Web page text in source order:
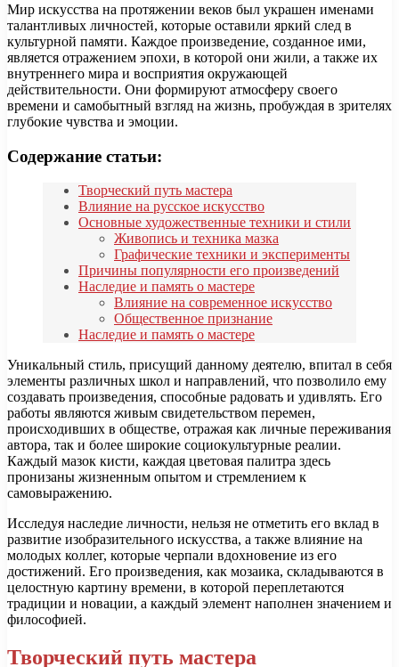
Мир искусства на протяжении веков был украшен именами
талантливых личностей, которые оставили яркий след в
культурной памяти. Каждое произведение, созданное ими,
является отражением эпохи, в которой они жили, а также их
внутреннего мира и восприятия окружающей
действительности. Они формируют атмосферу своего
времени и самобытный взгляд на жизнь, пробуждая в зрителях
глубокие чувства и эмоции.
Содержание статьи:
Творческий путь мастера
Влияние на русское искусство
Основные художественные техники и стили
Живопись и техника мазка
Графические техники и эксперименты
Причины популярности его произведений
Наследие и память о мастере
Влияние на современное искусство
Общественное признание
Наследие и память о мастере
Уникальный стиль, присущий данному деятелю, впитал в себя
элементы различных школ и направлений, что позволило ему
создавать произведения, способные радовать и удивлять. Его
работы являются живым свидетельством перемен,
происходивших в обществе, отражая как личные переживания
автора, так и более широкие социокультурные реалии.
Каждый мазок кисти, каждая цветовая палитра здесь
пронизаны жизненным опытом и стремлением к
самовыражению.
Исследуя наследие личности, нельзя не отметить его вклад в
развитие изобразительного искусства, а также влияние на
молодых коллег, которые черпали вдохновение из его
достижений. Его произведения, как мозаика, складываются в
целостную картину времени, в которой переплетаются
традиции и новации, а каждый элемент наполнен значением и
философией.
Творческий путь мастера